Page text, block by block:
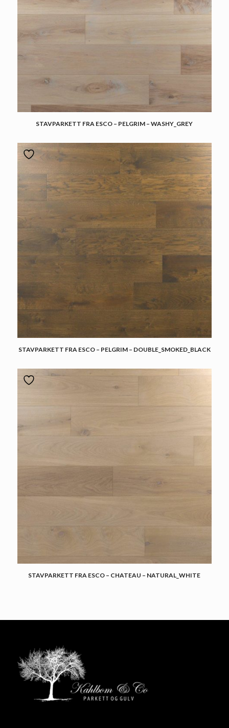
STAVPARKETT FRA ESCO – PELGRIM – WASHY_GREY
STAVPARKETT FRA ESCO – PELGRIM – DOUBLE_SMOKED_BLACK
STAVPARKETT FRA ESCO – CHATEAU – NATURAL_WHITE